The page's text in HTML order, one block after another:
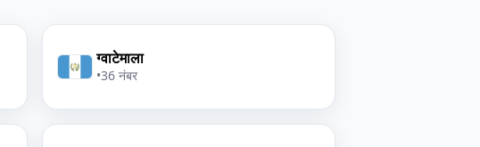
ग्वाटेमाला
•36 नंबर